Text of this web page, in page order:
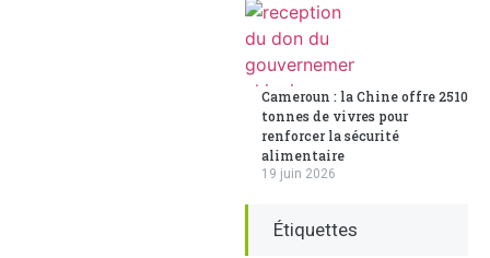
Cameroun : la Chine offre 2510
tonnes de vivres pour
renforcer la sécurité
alimentaire
19 juin 2026
Étiquettes